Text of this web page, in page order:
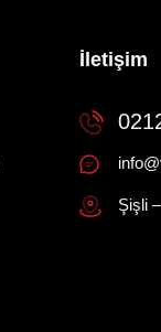
İletişim
Şişli